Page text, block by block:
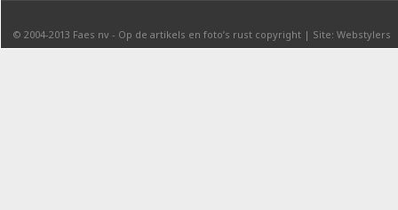
© 2004-2013 Faes nv - Op de artikels en foto’s rust copyright | Site: Webstylers